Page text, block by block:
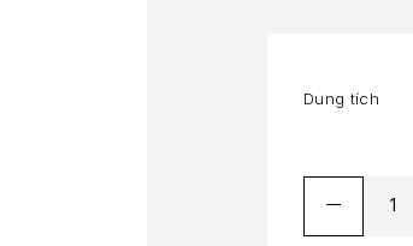
Dung tích